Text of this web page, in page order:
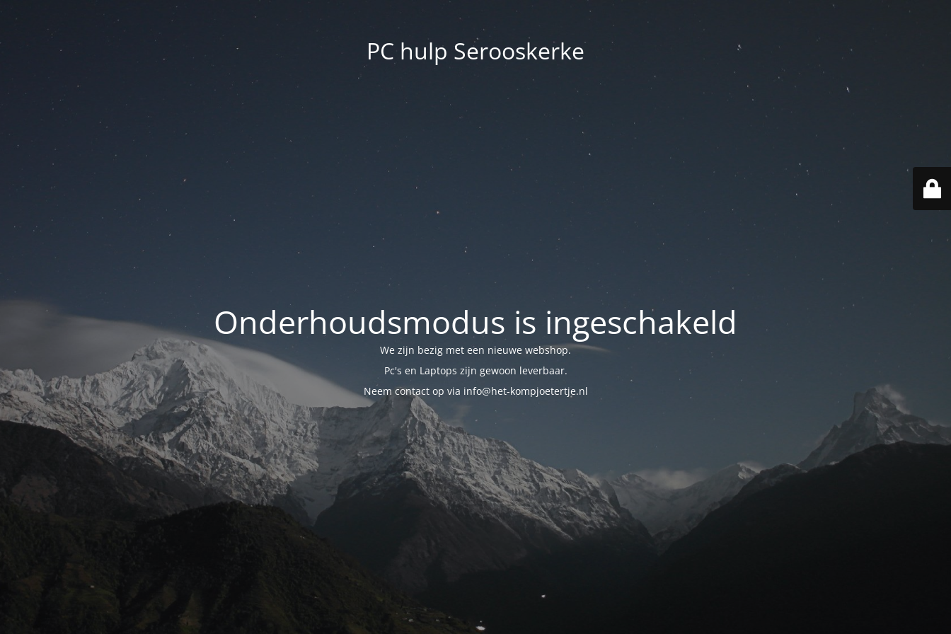
PC hulp Serooskerke
Onderhoudsmodus is ingeschakeld
We zijn bezig met een nieuwe webshop.
Pc's en Laptops zijn gewoon leverbaar.
Neem contact op via info@het-kompjoetertje.nl